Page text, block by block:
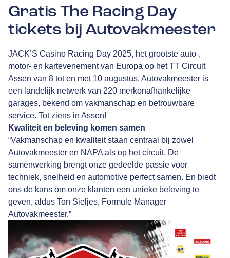
Gratis The Racing Day
tickets bij Autovakmeester
JACK’S Casino Racing Day 2025, het grootste auto-,
motor- en kartevenement van Europa op het TT Circuit
Assen van 8 tot en met 10 augustus. Autovakmeester is
een landelijk netwerk van 220 merkonafhankelijke
garages, bekend om vakmanschap en betrouwbare
service. Tot ziens in Assen!
Kwaliteit en beleving komen samen
“Vakmanschap en kwaliteit staan centraal bij zowel
Autovakmeester en NAPA als op het circuit. De
samenwerking brengt onze gedeelde passie voor
techniek, snelheid en automotive perfect samen. En biedt
ons de kans om onze klanten een unieke beleving te
geven, aldus Ton Sieljes, Formule Manager
Autovakmeester.”